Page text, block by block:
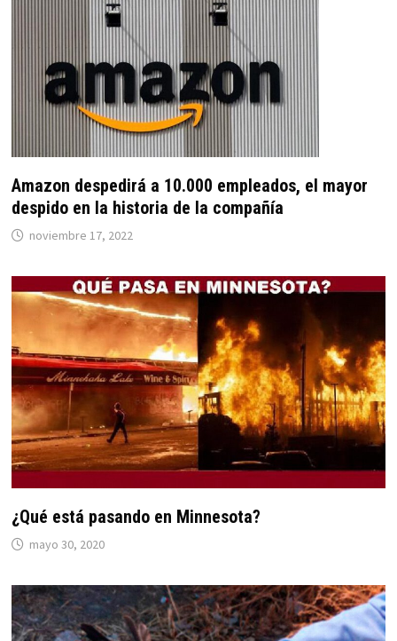
Amazon despedirá a 10.000 empleados, el mayor
despido en la historia de la compañía
noviembre 17, 2022
¿Qué está pasando en Minnesota?
mayo 30, 2020